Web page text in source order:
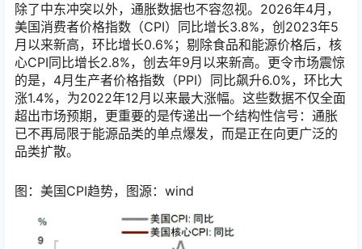
除了中东冲突以外，通胀数据也不容忽视。2026年4月，
美国消费者价格指数（CPI）同比增长3.8%，创2023年5
月以来新高，环比增长0.6%；剔除食品和能源价格后，核
心CPI同比增长2.8%，创去年9月以来新高。更令市场震惊
的是，4月生产者价格指数（PPI）同比飙升6.0%，环比大
涨1.4%，为2022年12月以来最大涨幅。这些数据不仅全面
超出市场预期，更重要的是传递出一个结构性信号：通胀
已不再局限于能源品类的单点爆发，而是正在向更广泛的
品类扩散。
图：美国CPI趋势，图源：wind